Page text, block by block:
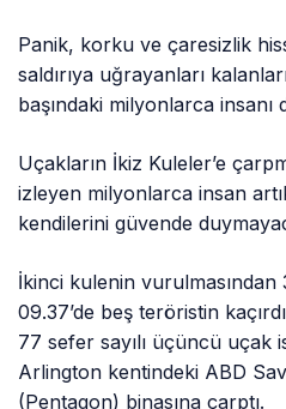
Panik, korku ve çaresizlik
saldırıya uğrayanları
başındaki milyonlarca insanı
Uçakların İkiz Kuleler’e
izleyen milyonlarca insan
kendilerini güvende
İkinci kulenin
09.37’de beş teröristin
77 sefer sayılı üçüncü uçak
Arlington kentindeki ABD
(Pentagon) binasına çarptı.